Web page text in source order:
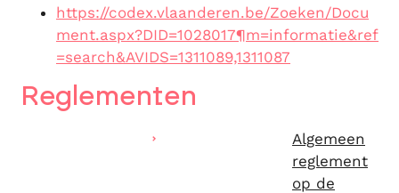
https://codex.vlaanderen.be/Zoeken/Docu
ment.aspx?DID=1028017¶m=informatie&ref
=search&AVIDS=1311089,1311087
Reglementen
Algemeen
reglement
op de